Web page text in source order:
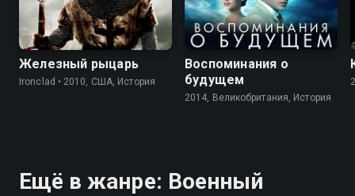
Железный рыцарь
Ironclad • 2010, США, История
Воспоминания о
будущем
2014, Великобритания, История
Ещё в жанре: Военный